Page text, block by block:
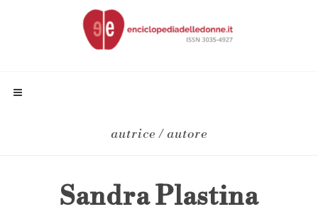
autrice / autore
Sandra Plastina